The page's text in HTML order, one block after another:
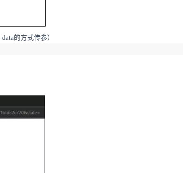
data的方式传参）